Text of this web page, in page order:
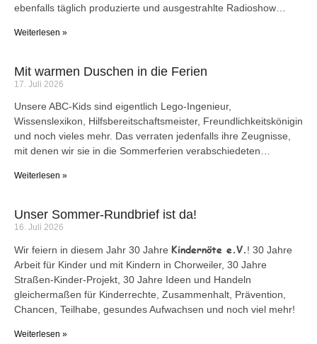
ebenfalls täglich produzierte und ausgestrahlte Radioshow…
Weiterlesen »
Mit warmen Duschen in die Ferien
17. Juli 2026
Unsere ABC-Kids sind eigentlich Lego-Ingenieur,
Wissenslexikon, Hilfsbereitschaftsmeister, Freundlichkeitskönigin
und noch vieles mehr. Das verraten jedenfalls ihre Zeugnisse,
mit denen wir sie in die Sommerferien verabschiedeten…
Weiterlesen »
Unser Sommer-Rundbrief ist da!
16. Juli 2026
Wir feiern in diesem Jahr 30 Jahre Kindernöte e.V.! 30 Jahre
Arbeit für Kinder und mit Kindern in Chorweiler, 30 Jahre
Straßen-Kinder-Projekt, 30 Jahre Ideen und Handeln
gleichermaßen für Kinderrechte, Zusammenhalt, Prävention,
Chancen, Teilhabe, gesundes Aufwachsen und noch viel mehr!
Weiterlesen »